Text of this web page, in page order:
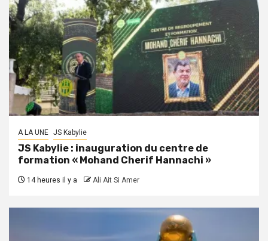
A LA UNE JS Kabylie
JS Kabylie : inauguration du centre de
formation « Mohand Cherif Hannachi »
14 heures il y a Ali Ait Si Amer